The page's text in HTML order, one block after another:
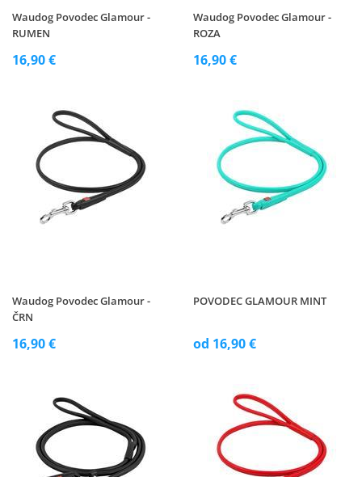
Waudog Povodec Glamour -
RUMEN
16,90 €
Waudog Povodec Glamour -
ROZA
16,90 €
Waudog Povodec Glamour -
ČRN
16,90 €
POVODEC GLAMOUR MINT
od 16,90 €